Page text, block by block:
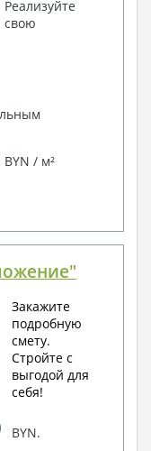
можете любым
Реализуйте
свою
BYN / м²
Закажите
подробную
смету.
Стройте с
выгодой для
себя!
BYN.